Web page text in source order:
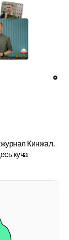
журнал Кинжал.
куча